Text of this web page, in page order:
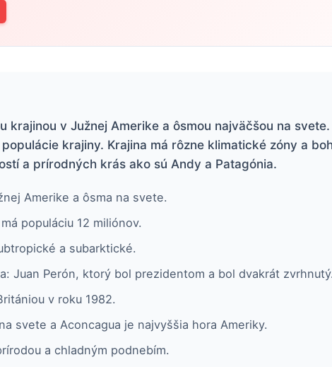
krajinou v Južnej Amerike a ôsmou najväčšou na
krajiny. Krajina má rôzne klimatické zóny a
a prírodných krás ako sú Andy a Patagónia.
Amerike a ôsma na svete.
populáciu 12 miliónov.
a subarktické.
Juan Perón, ktorý bol prezidentom a bol dvakrát zvrhnutý.
v roku 1982.
svete a Aconcagua je najvyššia hora Ameriky.
a chladným podnebím.